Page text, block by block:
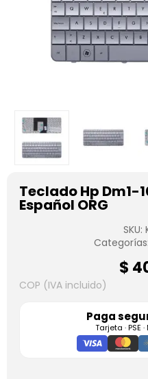
Teclado Hp Dm1-
Español ORG
SKU:
Categorías:
$
COP (IVA incluido)
Paga
Tarjeta · PSE